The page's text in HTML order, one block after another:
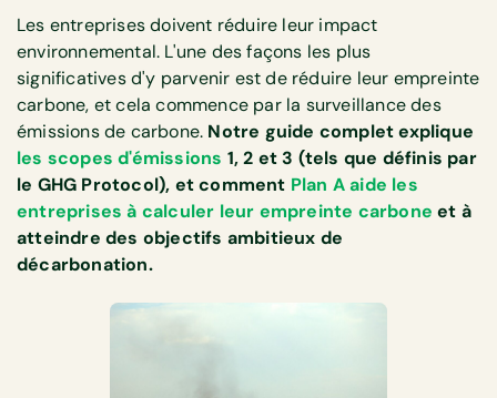
Les entreprises doivent réduire leur impact
environnemental. L'une des façons les plus
significatives d'y parvenir est de réduire leur empreinte
carbone, et cela commence par la surveillance des
émissions de carbone. Notre guide complet explique
les scopes d'émissions 1, 2 et 3 (tels que définis par
le GHG Protocol), et comment Plan A aide les
entreprises à calculer leur empreinte carbone et à
atteindre des objectifs ambitieux de
décarbonation.